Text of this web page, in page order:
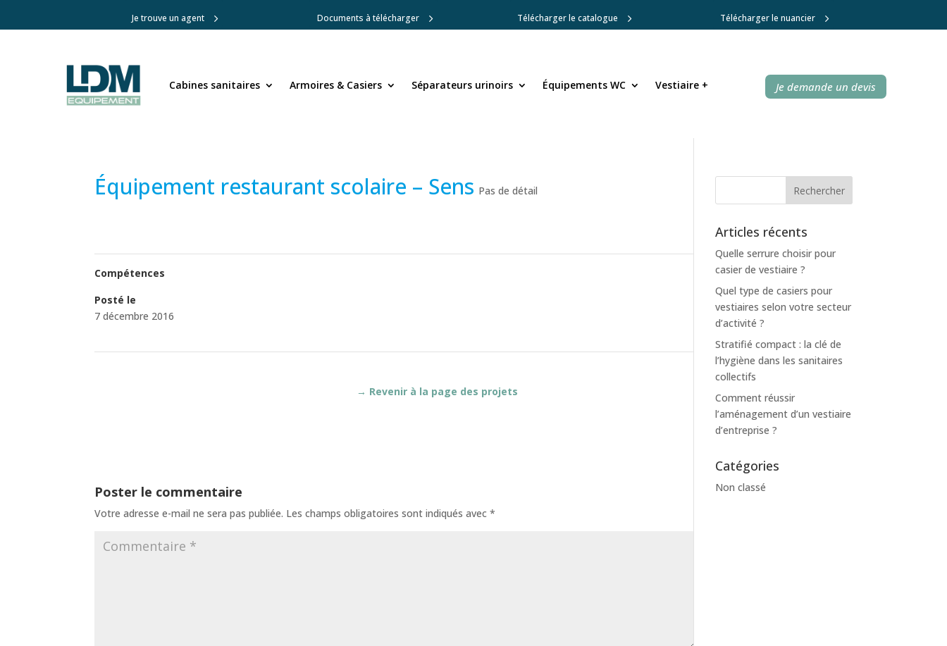
Je trouve un agent Documents à télécharger Télécharger le catalogue Télécharger le nuancier
Cabines sanitaires Armoires & Casiers Séparateurs urinoirs Équipements WC Vestiaire + Je demande un devis
Cabines sanitaires Armoires & Casiers Séparateurs urinoirs Équipements WC Vestiaire + Je demande un devis
Équipement restaurant scolaire – Sens Pas de détail
Compétences
Posté le
7 décembre 2016
→ Revenir à la page des projets
Poster le commentaire
Votre adresse e-mail ne sera pas publiée. Les champs obligatoires sont indiqués avec*
Articles récents
Quelle serrure choisir pour
casier de vestiaire ?
Quel type de casiers pour
vestiaires selon votre secteur
d’activité ?
Stratifié compact : la clé de
l’hygiène dans les sanitaires
collectifs
Comment réussir
l’aménagement d’un vestiaire
d’entreprise ?
Catégories
Non classé